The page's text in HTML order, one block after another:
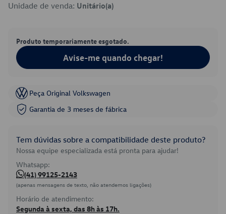
Unidade de venda: Unitário(a)
Produto temporariamente esgotado.
Avise-me quando chegar!
Peça Original Volkswagen
Garantia de 3 meses de fábrica
Tem dúvidas sobre a compatibilidade deste produto?
Nossa equipe especializada está pronta para ajudar!
Whatsapp:
(41) 99125-2143
(apenas mensagens de texto, não atendemos ligações)
Horário de atendimento:
Segunda à sexta, das 8h às 17h.